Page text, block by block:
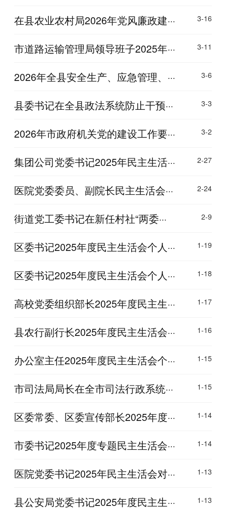
在县农业农村局2026年党风廉政建··· 3-16
市道路运输管理局领导班子2025年··· 3-11
2026年全县安全生产、应急管理、··· 3-6
县委书记在全县政法系统防止干预··· 3-3
2026年市政府机关党的建设工作要··· 3-2
集团公司党委书记2025年民主生活··· 2-27
医院党委委员、副院长民主生活会··· 2-24
街道党工委书记在新任村社“两委··· 2-9
区委书记2025年度民主生活会个人··· 1-19
区委书记2025年度民主生活会个人··· 1-18
高校党委组织部长2025年度民主生··· 1-17
县农行副行长2025年度民主生活会··· 1-16
办公室主任2025年度民主生活会个··· 1-15
市司法局局长在全市司法行政系统··· 1-15
区委常委、区委宣传部长2025年度··· 1-14
市委书记2025年度专题民主生活会··· 1-14
医院党委书记2025年民主生活会对··· 1-13
县公安局党委书记2025年度民主生··· 1-13